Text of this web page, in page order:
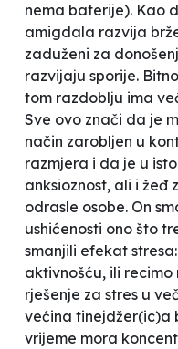
nema baterije). Kao
amigdala razvija
zaduženi za
razvijaju sporije.
tom razdoblju ima
Sve ovo znači da je
način zarobljen u
razmjera i da je u
anksioznost, ali i žeđ
odrasle osobe. On
ushićenosti ono što
smanjili efekat
aktivnošću, ili
rješenje za stres u
većina tinejdžer(ic)a
vrijeme mora